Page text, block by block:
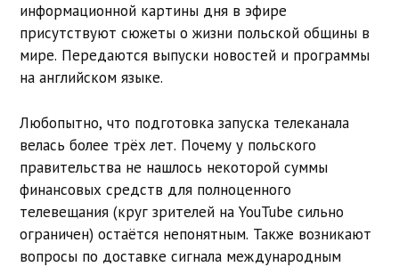
информационной картины дня в эфире
присутствуют сюжеты о жизни польской общины в
мире. Передаются выпуски новостей и программы
на английском языке.
Любопытно, что подготовка запуска телеканала
велась более трёх лет. Почему у польского
правительства не нашлось некоторой суммы
финансовых средств для полноценного
телевещания (круг зрителей на YouTube сильно
ограничен) остаётся непонятным. Также возникают
вопросы по доставке сигнала международным